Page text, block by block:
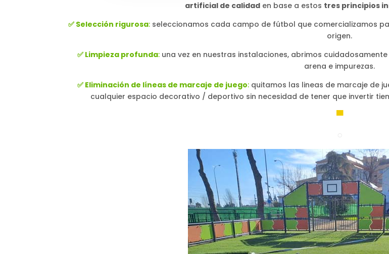
artificial de calidad en base a estos tres principios
✅ Selección rigurosa:seleccionamos cada campo de fútbol que comercializamos
origen.
✅ Limpieza profunda: una vez en nuestras instalaciones, abrimos
arena e impurezas.
✅ Eliminación de líneas de marcaje de juego: quitamos las lineas de marcaje de
cualquier espacio decorativo / deportivo sin necesidad de tener que invertir
▀